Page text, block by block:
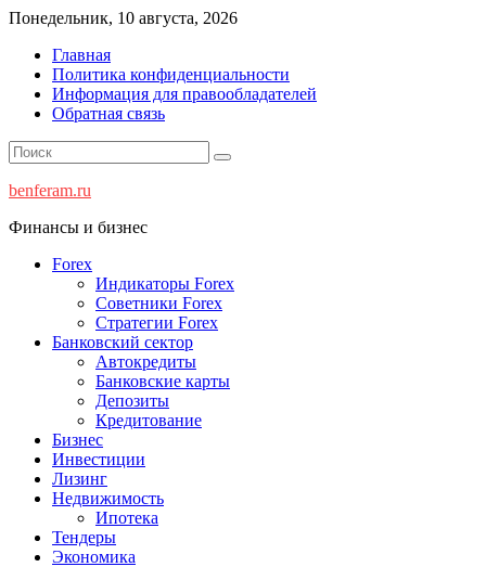
Перейти
содержимому
Понедельник, 10 августа, 2026
Главная
Политика конфиденциальности
Информация для правообладателей
Обратная связь
benferam.ru
Финансы и бизнес
Forex
Индикаторы Forex
Советники Forex
Стратегии Forex
Банковский сектор
Автокредиты
Банковские карты
Депозиты
Кредитование
Бизнес
Инвестиции
Лизинг
Недвижимость
Ипотека
Тендеры
Экономика